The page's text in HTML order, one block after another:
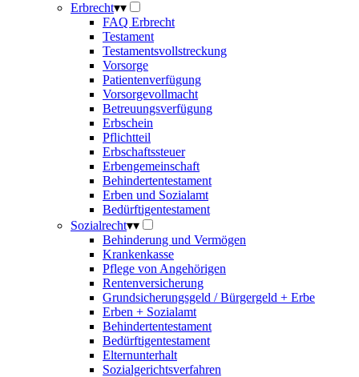
Erbrecht▾▾
FAQ Erbrecht
Testament
Testamentsvollstreckung
Vorsorge
Patientenverfügung
Vorsorgevollmacht
Betreuungsverfügung
Erbschein
Pflichtteil
Erbschaftssteuer
Erbengemeinschaft
Behindertentestament
Erben und Sozialamt
Bedürftigentestament
Sozialrecht▾▾
Behinderung und Vermögen
Krankenkasse
Pflege von Angehörigen
Rentenversicherung
Grundsicherungsgeld / Bürgergeld + Erbe
Erben + Sozialamt
Behindertentestament
Bedürftigentestament
Elternunterhalt
Sozialgerichtsverfahren